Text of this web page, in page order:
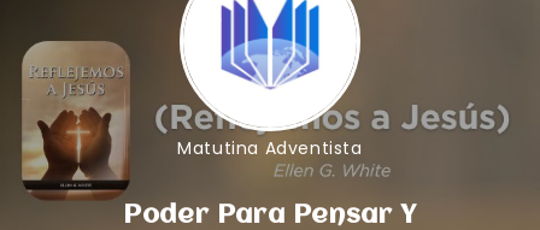
Matutina Adventista
Poder Para Pensar Y